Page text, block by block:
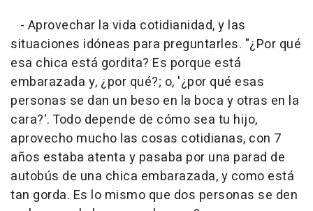
- Aprovechar la vida cotidianidad, y las
situaciones idóneas para preguntarles. "¿Por qué
esa chica está gordita? Es porque está
embarazada y, ¿por qué?; o, '¿por qué esas
personas se dan un beso en la boca y otras en la
cara?'. Todo depende de cómo sea tu hijo,
aprovecho mucho las cosas cotidianas, con 7
años estaba atenta y pasaba por una parad de
autobús de una chica embarazada, y como está
tan gorda. Es lo mismo que dos personas se den